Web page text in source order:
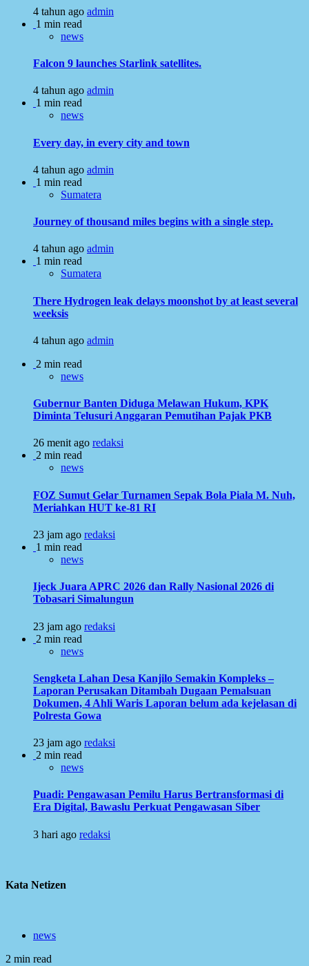
4 tahun ago admin
1 min read
news
Falcon 9 launches Starlink satellites.
4 tahun ago admin
1 min read
news
Every day, in every city and town
4 tahun ago admin
1 min read
Sumatera
Journey of thousand miles begins with a single step.
4 tahun ago admin
1 min read
Sumatera
There Hydrogen leak delays moonshot by at least several
weeksis
4 tahun ago admin
2 min read
news
Gubernur Banten Diduga Melawan Hukum, KPK
Diminta Telusuri Anggaran Pemutihan Pajak PKB
26 menit ago redaksi
2 min read
news
FOZ Sumut Gelar Turnamen Sepak Bola Piala M. Nuh,
Meriahkan HUT ke-81 RI
23 jam ago redaksi
1 min read
news
Ijeck Juara APRC 2026 dan Rally Nasional 2026 di
Tobasari Simalungun
23 jam ago redaksi
2 min read
news
Sengketa Lahan Desa Kanjilo Semakin Kompleks –
Laporan Perusakan Ditambah Dugaan Pemalsuan
Dokumen, 4 Ahli Waris Laporan belum ada kejelasan di
Polresta Gowa
23 jam ago redaksi
2 min read
news
Puadi: Pengawasan Pemilu Harus Bertransformasi di
Era Digital, Bawaslu Perkuat Pengawasan Siber
3 hari ago redaksi
Kata Netizen
news
2 min read